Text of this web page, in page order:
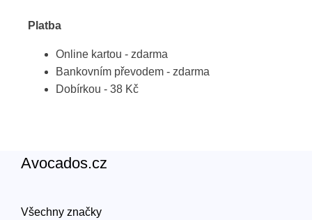
Platba
Online kartou - zdarma
Bankovním převodem - zdarma
Dobírkou - 38 Kč
Avocados.cz
Všechny značky